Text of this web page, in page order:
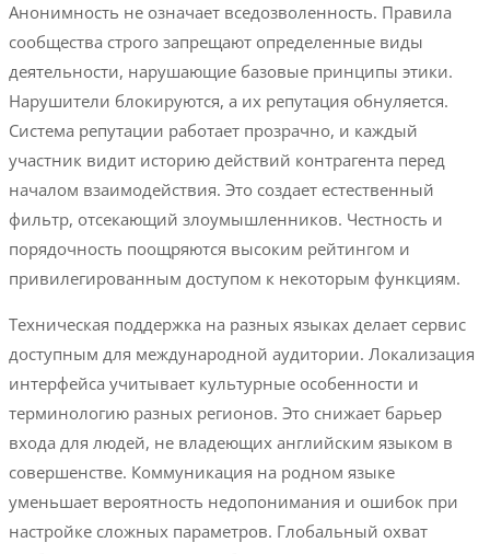
Анонимность не означает вседозволенность. Правила
сообщества строго запрещают определенные виды
деятельности, нарушающие базовые принципы этики.
Нарушители блокируются, а их репутация обнуляется.
Система репутации работает прозрачно, и каждый
участник видит историю действий контрагента перед
началом взаимодействия. Это создает естественный
фильтр, отсекающий злоумышленников. Честность и
порядочность поощряются высоким рейтингом и
привилегированным доступом к некоторым функциям.
Техническая поддержка на разных языках делает сервис
доступным для международной аудитории. Локализация
интерфейса учитывает культурные особенности и
терминологию разных регионов. Это снижает барьер
входа для людей, не владеющих английским языком в
совершенстве. Коммуникация на родном языке
уменьшает вероятность недопонимания и ошибок при
настройке сложных параметров. Глобальный охват